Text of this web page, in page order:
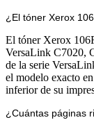
¿El tóner Xerox
El tóner Xerox
VersaLink C7020,
de la serie
el modelo exacto
inferior de su
¿Cuántas páginas